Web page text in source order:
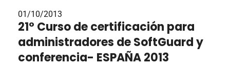
01/10/2013
21° Curso de certificación para
administradores de SoftGuard y
conferencia- ESPAÑA 2013